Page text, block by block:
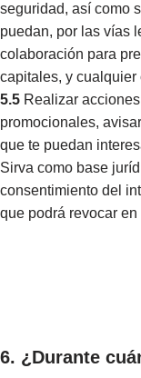
seguridad, así como
puedan, por las vías
colaboración para
capitales, y
5.5 Realizar
promocionales,
que te puedan
Sirva como base
consentimiento del
que podrá revocar
6. ¿Durante